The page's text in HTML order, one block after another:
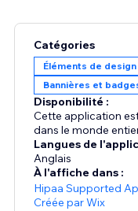
Catégories
Éléments de design
Bannières et
Disponibilité :
Cette application
dans le monde
Langues de
Anglais
À l'affiche dans :
Hipaa Supported
Créée par Wix